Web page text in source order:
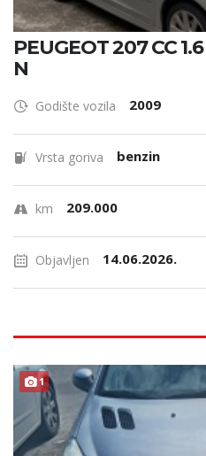
PEUGEOT 207 CC
N
Godište vozila 2009
Vrsta goriva benzin
km 209.000
Objavljen 14.06.2026.
1